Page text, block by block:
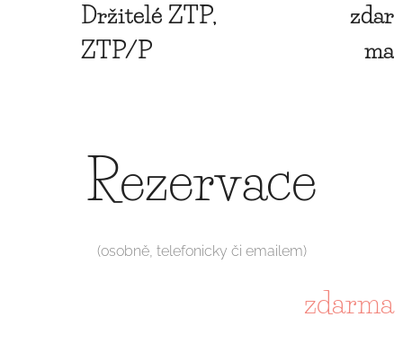
Držitelé ZTP,
ZTP/P
zdar
ma
Rezervace
(osobně, telefonicky či emailem)
zdarma